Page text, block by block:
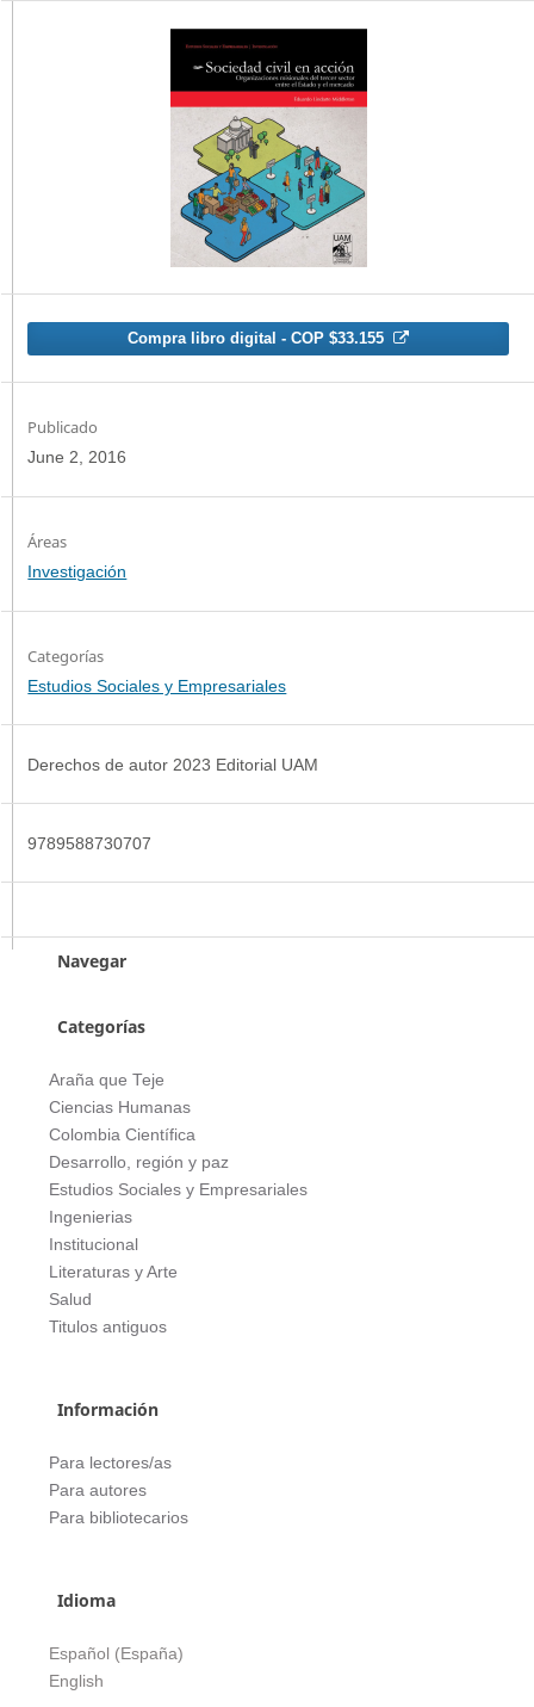
Compra libro digital - COP $33.155
Publicado
June 2, 2016
Investigación
Categorías
Estudios Sociales y Empresariales
Derechos de autor 2023 Editorial UAM
9789588730707
Navegar
Categorías
Araña que Teje
Ciencias Humanas
Colombia Científica
Desarrollo, región y paz
Estudios Sociales y Empresariales
Ingenierias
Institucional
Literaturas y Arte
Salud
Titulos antiguos
Información
Para lectores/as
Para autores
Para bibliotecarios
Idioma
Español (España)
English